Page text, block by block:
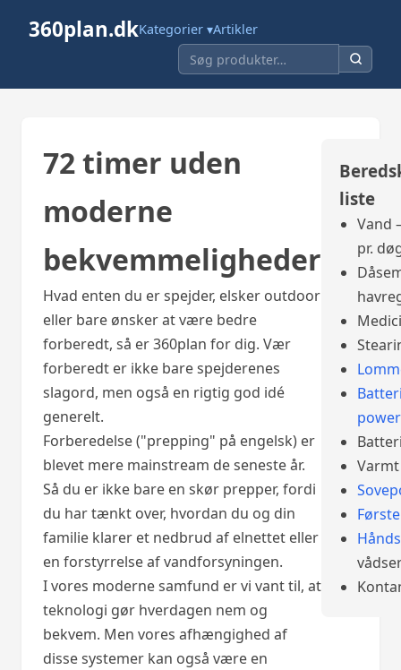
360plan.dkKategorier ▾Artikler
72 timer uden
moderne
bekvemmeligheder
Hvad enten du er spejder, elsker outdoor
eller bare ønsker at være bedre
forberedt, så er 360plan for dig. Vær
forberedt er ikke bare spejderenes
slagord, men også en rigtig god idé
generelt.
Forberedelse ("prepping" på engelsk) er
blevet mere mainstream de seneste år.
Så du er ikke bare en skør prepper, fordi
du har tænkt over, hvordan du og din
familie klarer et nedbrud af elnettet eller
en forstyrrelse af vandforsyningen.
I vores moderne samfund er vi vant til, at
teknologi gør hverdagen nem og
bekvem. Men vores afhængighed af
disse systemer kan også være en
liste
Vand
pr.